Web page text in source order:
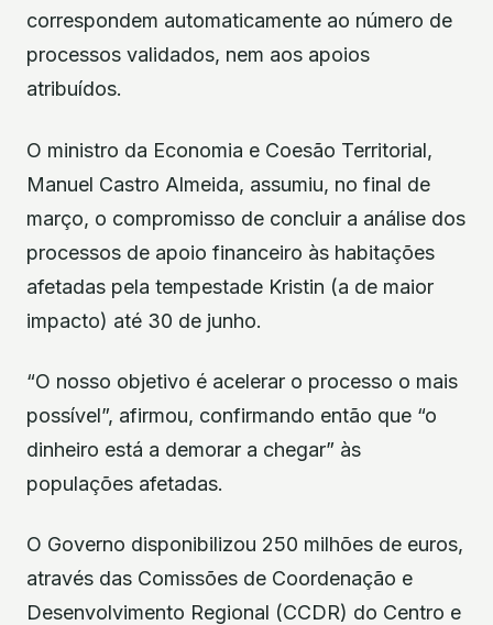
correspondem automaticamente ao número de
processos validados, nem aos apoios
atribuídos.
O ministro da Economia e Coesão Territorial,
Manuel Castro Almeida, assumiu, no final de
março, o compromisso de concluir a análise dos
processos de apoio financeiro às habitações
afetadas pela tempestade Kristin (a de maior
impacto) até 30 de junho.
“O nosso objetivo é acelerar o processo o mais
possível”, afirmou, confirmando então que “o
dinheiro está a demorar a chegar” às
populações afetadas.
O Governo disponibilizou 250 milhões de euros,
através das Comissões de Coordenação e
Desenvolvimento Regional (CCDR) do Centro e